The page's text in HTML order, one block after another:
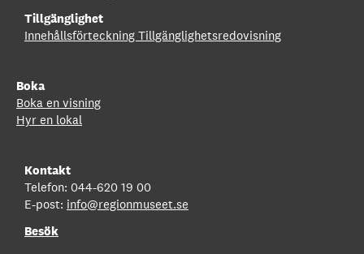
Tillgänglighet
Innehållsförteckning Tillgänglighetsredovisning
Boka
Boka en visning
Hyr en lokal
Kontakt
Telefon: 044-620 19 00
E-post: info@regionmuseet.se
Besök